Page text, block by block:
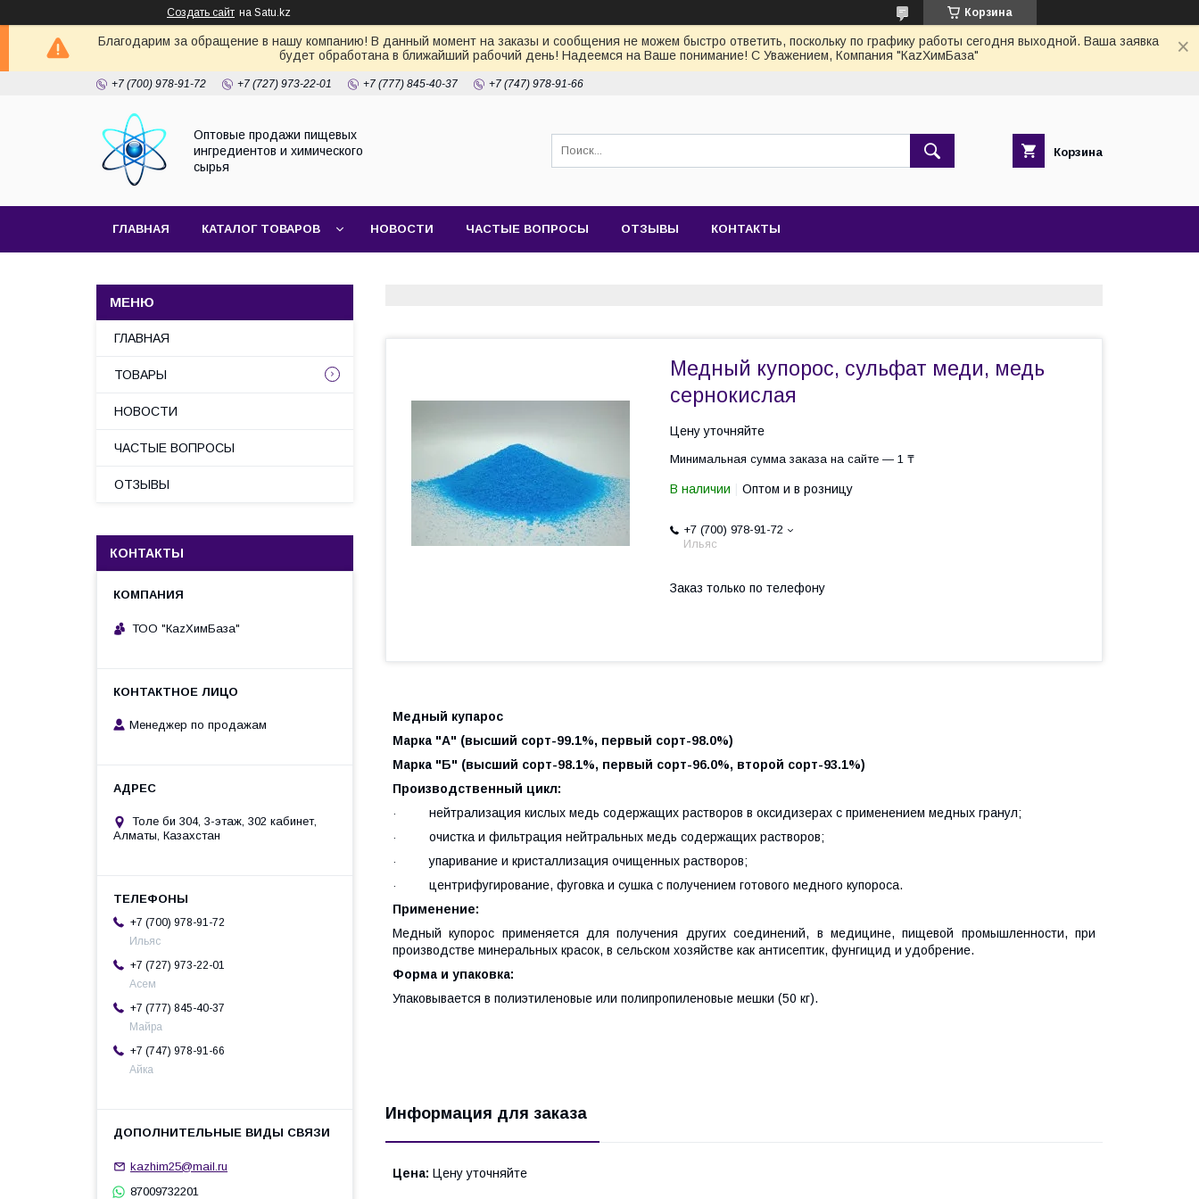
Создать сайт на Satu.kz Корзина
Благодарим за обращение в нашу компанию! В данный момент на заказы и сообщения не можем быстро ответить, поскольку по графику работы сегодня выходной. Ваша заявка
будет обработана в ближайший рабочий день! Надеемся на Ваше понимание! С Уважением, Компания "КаzХимБаза"
+7 (700) 978-91-72 +7 (727) 973-22-01 +7 (777) 845-40-37 +7 (747) 978-91-66
Оптовые продажи пищевых
ингредиентов и химического
сырья
Корзина
ГЛАВНАЯ КАТАЛОГ ТОВАРОВ НОВОСТИ ЧАСТЫЕ ВОПРОСЫ ОТЗЫВЫ КОНТАКТЫ
Медный купорос, сульфат меди, медь
сернокислая
Цену уточняйте
Минимальная сумма заказа на сайте — 1 ₸
В наличии Оптом и в розницу
+7 (700) 978-91-72
Ильяс
Заказ только по телефону
Медный купарос
Марка "A" (высший сорт-99.1%, первый сорт-98.0%)
Марка "Б" (высший сорт-98.1%, первый сорт-96.0%, второй сорт-93.1%)
Производственный цикл:
· нейтрализация кислых медь содержащих растворов в оксидизерах с применением медных гранул;
· очистка и фильтрация нейтральных медь содержащих растворов;
· упаривание и кристаллизация очищенных растворов;
·
центрифугирование, фуговка и сушка с получением готового медного купороса.
Применение:
Медный купорос применяется для получения других соединений, в медицине, пищевой промышленности, при
производстве минеральных красок, в сельском хозяйстве как антисептик, фунгицид и удобрение.
Форма и упаковка:
Упаковывается в полиэтиленовые или полипропиленовые мешки (50 кг).
Информация для заказа
Цена: Цену уточняйте
ГЛАВНАЯ
ТОВАРЫ
НОВОСТИ
ЧАСТЫЕ ВОПРОСЫ
ОТЗЫВЫ
КОНТАКТЫ
ТОО "КаzХимБаза"
Менеджер по продажам
Толе би 304, 3-этаж, 302 кабинет,
Алматы, Казахстан
+7 (700) 978-91-72
Ильяс
+7 (727) 973-22-01
Асем
+7 (777) 845-40-37
Майра
+7 (747) 978-91-66
Айка
kazhim25@mail.ru
87009732201